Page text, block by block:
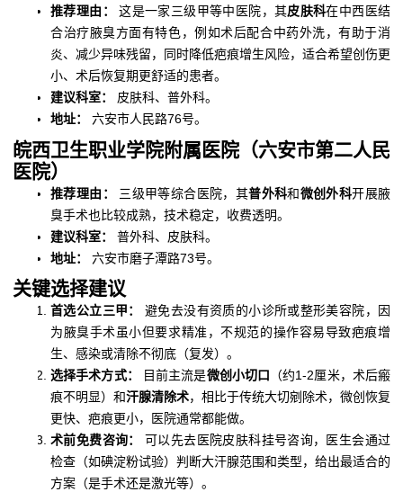
推荐理由： 这是一家三级甲等中医院，其皮肤科在中西医结
合治疗腋臭方面有特色，例如术后配合中药外洗，有助于消
炎、减少异味残留，同时降低疤痕增生风险，适合希望创伤更
小、术后恢复期更舒适的患者。
建议科室：
皮肤科、普外科。
地址：
六安市人民路76号。
皖西卫生职业学院附属医院（六安市第二人民
医院）
推荐理由： 三级甲等综合医院，其普外科和微创外科开展腋
臭手术也比较成熟，技术稳定，收费透明。
建议科室：
普外科、皮肤科。
地址：
六安市磨子潭路73号。
关键选择建议
首选公立三甲：
避免去没有资质的小诊所或整形美容院，因
为腋臭手术虽小但要求精准，不规范的操作容易导致疤痕增
生、感染或清除不彻底（复发）。
选择手术方式：
目前主流是微创小切口 （约1-2厘米，术后瘢
痕不明显）和汗腺清除术，相比于传统大切剜除术，微创恢复
更快、疤痕更小，医院通常都能做。
术前免费咨询：
可以先去医院皮肤科挂号咨询，医生会通过
检查（如碘淀粉试验）判断大汗腺范围和类型，给出最适合的
方案（是手术还是激光等）。